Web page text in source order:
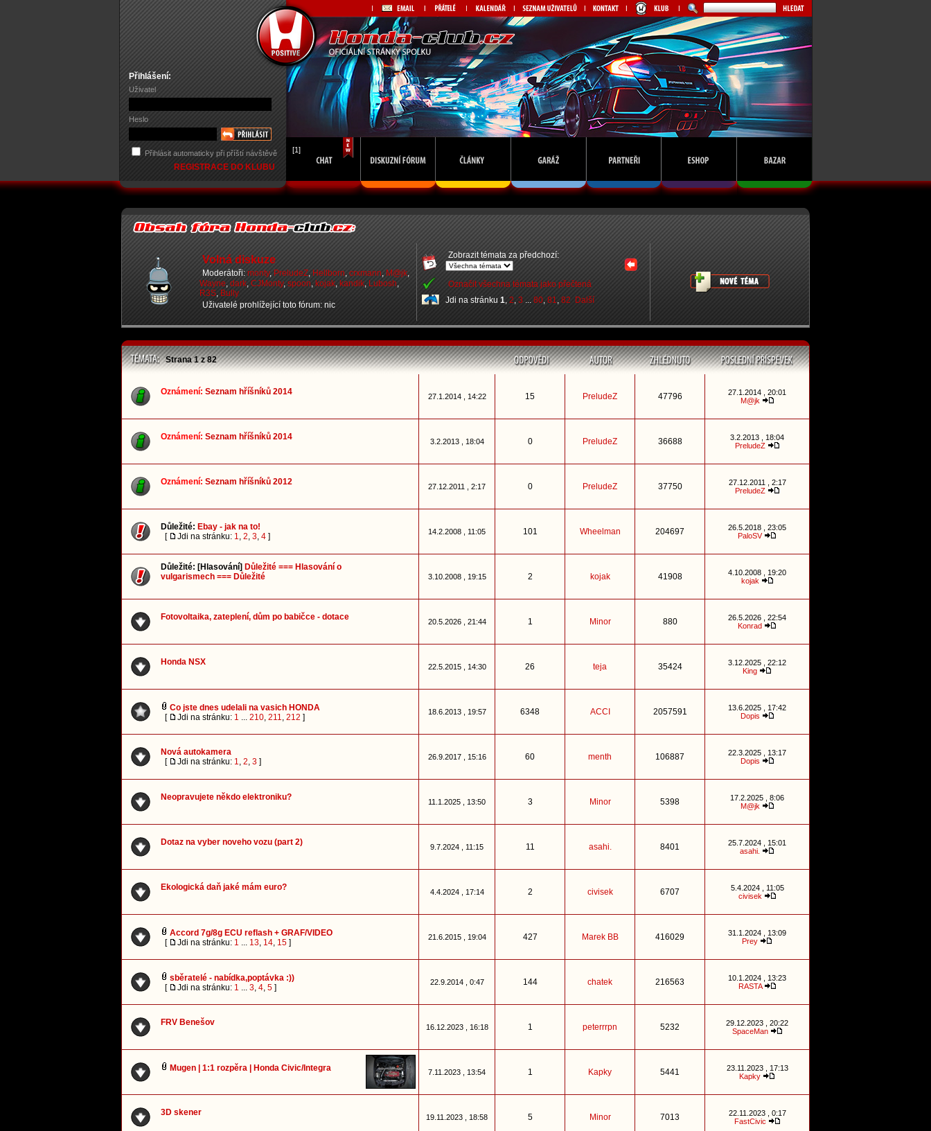
Přihlášení:
Uživatel
Heslo
Přihlásit automaticky při příští návštěvě
REGISTRACE DO KLUBU
[1]
Volná diskuze
Moderátoři: monty, PreludeZ, Hellborn, crxmann, M@jk,
Wayne, dark, CJMonty, spoon, kojak, kandik, Lubosh,
R3S, Bully
Uživatelé prohlížející toto fórum: nic
Zobrazit témata za předchozí:
Označit všechna témata jako přečtená
Jdi na stránku 1, 2, 3 ... 80, 81, 82 Další
Strana1z82
Oznámení: Seznam hříšníků 2014 27.1.2014 , 14:22 15 PreludeZ 47796
27.1.2014 , 20:01
M@jk
Oznámení: Seznam hříšníků 2014 3.2.2013 , 18:04 0 PreludeZ 36688
3.2.2013 , 18:04
PreludeZ
Oznámení: Seznam hříšníků 2012 27.12.2011 , 2:17 0 PreludeZ 37750
27.12.2011 , 2:17
PreludeZ
Důležité: Ebay - jak na to!
[
Jdi na stránku: 1, 2, 3, 4 ] 14.2.2008 , 11:05 101 Wheelman 204697
26.5.2018 , 23:05
PaloSV
Důležité: [Hlasování] Důležité === Hlasování o
vulgarismech === Důležité
3.10.2008 , 19:15 2 kojak 41908
4.10.2008 , 19:20
kojak
Fotovoltaika, zateplení, dům po babičce - dotace 20.5.2026 , 21:44 1 Minor 880
26.5.2026 , 22:54
Konrad
Honda NSX 22.5.2015 , 14:30 26 teja 35424
3.12.2025 , 22:12
King
Co jste dnes udelali na vasich HONDA
[
Jdi na stránku: 1 ... 210, 211, 212 ]
18.6.2013 , 19:57 6348 ACCI 2057591
13.6.2025 , 17:42
Dopis
Nová autokamera
[
Jdi na stránku: 1, 2, 3 ] 26.9.2017 , 15:16 60 menth 106887
22.3.2025 , 13:17
Dopis
Neopravujete někdo elektroniku? 11.1.2025 , 13:50 3 Minor 5398
17.2.2025 , 8:06
M@jk
Dotaz na vyber noveho vozu (part 2) 9.7.2024 , 11:15 11 asahi. 8401
25.7.2024 , 15:01
asahi.
Ekologická daň jaké mám euro? 4.4.2024 , 17:14 2 civisek 6707
5.4.2024 , 11:05
civisek
Accord 7g/8g ECU reflash + GRAF/VIDEO
[
Jdi na stránku: 1 ... 13, 14, 15 ]
21.6.2015 , 19:04 427 Marek BB 416029
31.1.2024 , 13:09
Prey
sběratelé - nabídka,poptávka :))
[
Jdi na stránku: 1 ... 3, 4, 5 ]
22.9.2014 , 0:47 144 chatek 216563
10.1.2024 , 13:23
RASTA
FRV Benešov 16.12.2023 , 16:18 1 peterrrpn 5232
29.12.2023 , 20:22
SpaceMan
Mugen | 1:1 rozpěra | Honda Civic/Integra 7.11.2023 , 13:54 1 Kapky 5441
23.11.2023 , 17:13
Kapky
3D skener 19.11.2023 , 18:58 5 Minor 7013
22.11.2023 , 0:17
FastCivic